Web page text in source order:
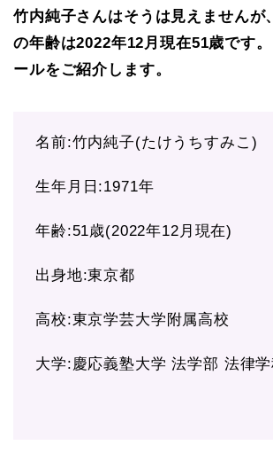
竹内純子さんはそうは見えませんが
の年齢は2022年12月現在51歳です
ールをご紹介します。
名前:竹内純子(たけうちすみこ)
生年月日:1971年
年齢:51歳(2022年12月現在)
出身地:東京都
高校:東京学芸大学附属高校
大学:慶応義塾大学 法学部 法律